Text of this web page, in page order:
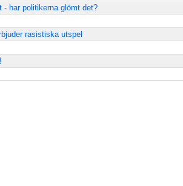
- har politikerna glömt det?
rasistiska utspel